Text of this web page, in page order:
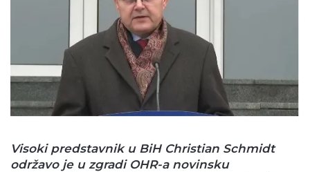
Visoki predstavnik u BiH Christian Schmidt
održavo je u zgradi OHR-a novinsku